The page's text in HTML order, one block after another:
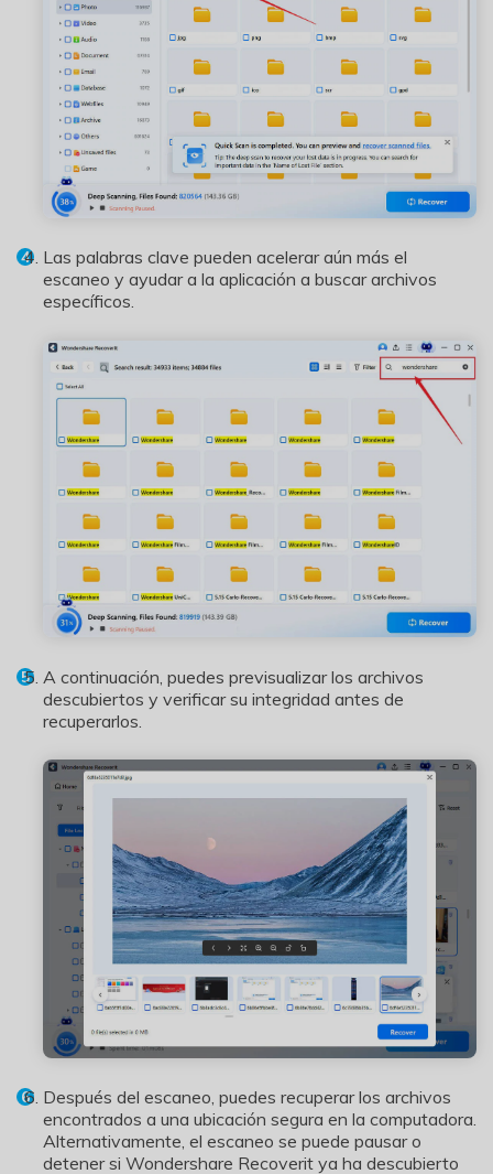
Las palabras clave pueden acelerar aún más el
escaneo y ayudar a la aplicación a buscar archivos
específicos.
A continuación, puedes previsualizar los archivos
descubiertos y verificar su integridad antes de
recuperarlos.
Después del escaneo, puedes recuperar los archivos
encontrados a una ubicación segura en la computadora.
Alternativamente, el escaneo se puede pausar o
detener si Wondershare Recoverit ya ha descubierto